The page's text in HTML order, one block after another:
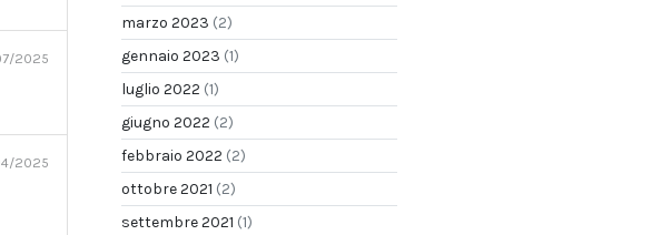
2025
2025
marzo 2023 (2)
gennaio 2023 (1)
luglio 2022 (1)
giugno 2022 (2)
febbraio 2022 (2)
ottobre 2021 (2)
settembre 2021 (1)